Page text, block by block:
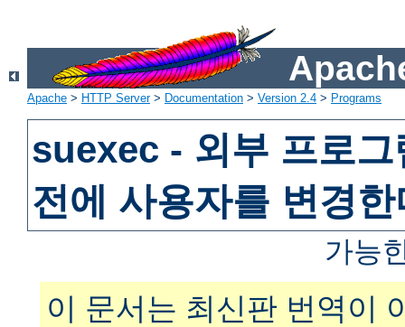
Apache > HTTP Server> Documentation > Version 2.4 > Programs
suexec - 외부 프로
전에 사용자를 변경한
가능
이 문서는 최신판 번역이